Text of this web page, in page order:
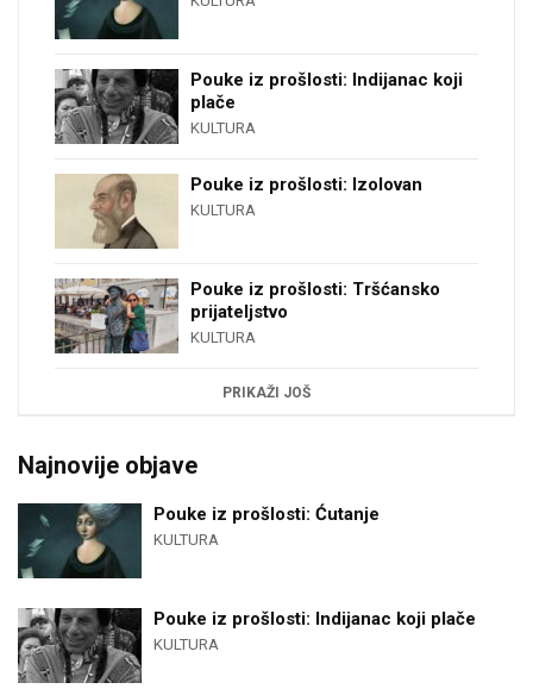
Pouke iz prošlosti: Indijanac koji
plače
KULTURA
Pouke iz prošlosti: Izolovan
KULTURA
Pouke iz prošlosti: Tršćansko
prijateljstvo
KULTURA
PRIKAŽI JOŠ
Najnovije objave
Pouke iz prošlosti: Ćutanje
KULTURA
Pouke iz prošlosti: Indijanac koji plače
KULTURA